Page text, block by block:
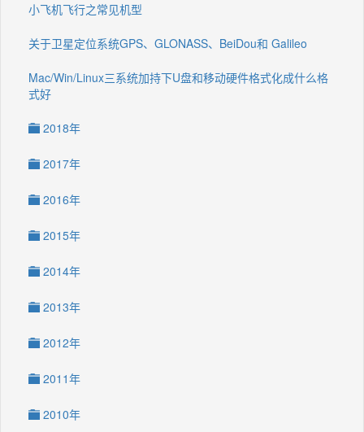
小飞机飞行之常见机型
关于卫星定位系统GPS、GLONASS、BeiDou和 Galileo
Mac/Win/Linux三系统加持下U盘和移动硬件格式化成什么格
式好
2018年
2017年
2016年
2015年
2014年
2013年
2012年
2011年
2010年